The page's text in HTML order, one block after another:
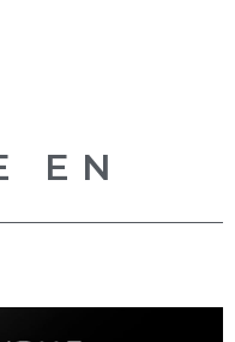
EN